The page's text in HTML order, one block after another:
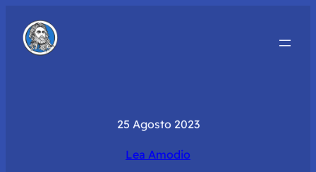
25 Agosto 2023
Lea Amodio